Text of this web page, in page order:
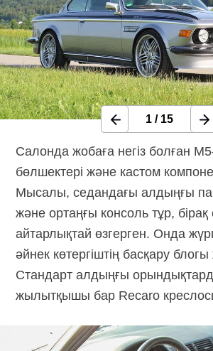
1/ 15
Салонда жобаға негіз болған
бөлшектері және кастом
Мысалы, седандағы алдыңғы
және ортаңғы консоль тұр,
айтарлықтай өзгерген. Онда
әйнек көтергіштің басқару
Стандарт алдыңғы
жылытқышы бар Recaro